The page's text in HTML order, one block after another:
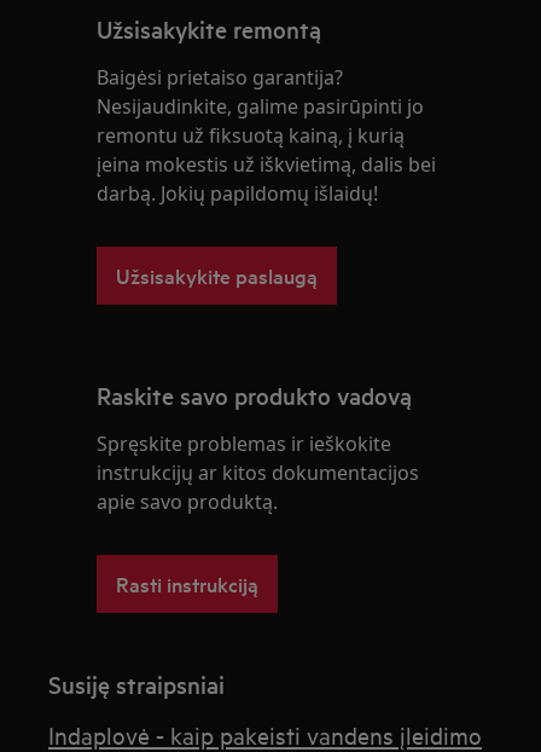
Užsisakykite remontą
Baigėsi prietaiso garantija?
Nesijaudinkite, galime pasirūpinti jo
remontu už fiksuotą kainą, į kurią
įeina mokestis už iškvietimą, dalis bei
darbą. Jokių papildomų išlaidų!
Užsisakykite paslaugą
Raskite savo produkto vadovą
Spręskite problemas ir ieškokite
instrukcijų ar kitos dokumentacijos
apie savo produktą.
Rasti instrukciją
Susiję straipsniai
Indaplovė - kaip pakeisti vandens įleidimo